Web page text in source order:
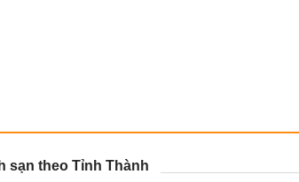
sạn theo Tỉnh Thành